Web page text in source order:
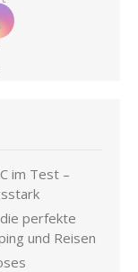
im Test –
perfekte
und Reisen